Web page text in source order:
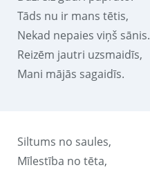
Tāds nu ir mans tētis,
Nekad nepaies viņš sānis.
Reizēm jautri uzsmaidīs,
Mani mājās sagaidīs.
Siltums no saules,
Mīlestība no tēta,